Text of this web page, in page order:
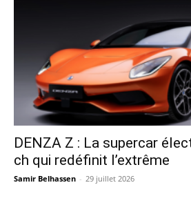
DENZA Z : La supercar
ch qui redéfinit l’extrême
Samir Belhassen - 29 juillet 2026